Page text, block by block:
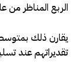
الربع المناظر من عام 2024 التي بلغت 2781
يقارن ذلك
تقديراتهم عند تسليم 4286 سيارة خلال نفس